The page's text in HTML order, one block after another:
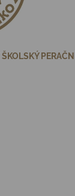
ŠKOLSKÝ